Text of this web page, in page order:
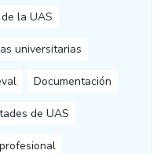
la UAS
universitarias
Documentación
de UAS